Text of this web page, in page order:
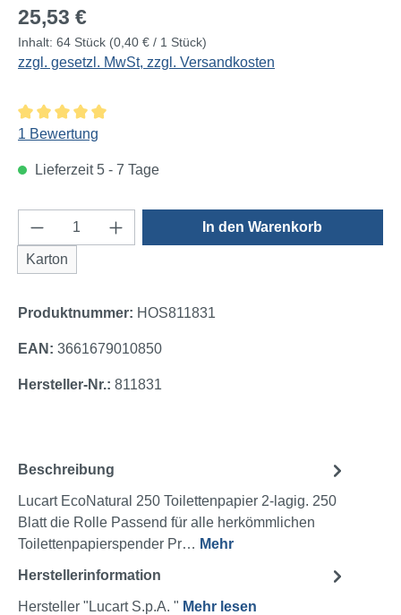
Regulärer Preis:
25,53 €
Inhalt: 64 Stück (0,40 € / 1 Stück)
zzgl. gesetzl. MwSt, zzgl. Versandkosten
Durchschnittliche Bewertung von 5 von 5 Sternen
1 Bewertung
Lieferzeit 5 - 7 Tage
Produkt Anzahl: Gib den gewünschten
Karton
In den Warenkorb
Produktnummer: HOS811831
EAN: 3661679010850
Hersteller-Nr.: 811831
Beschreibung
Lucart EcoNatural 250 Toilettenpapier 2-lagig. 250
Blatt die Rolle Passend für alle herkömmlichen
Toilettenpapierspender Pr… Mehr
Herstellerinformation
Hersteller "Lucart S.p.A. " Mehr lesen